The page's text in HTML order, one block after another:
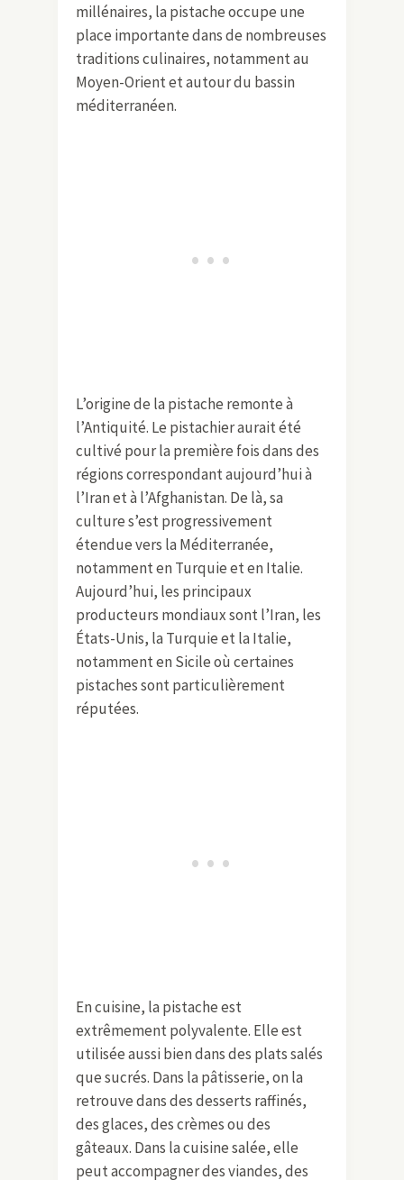
millénaires, la pistache occupe une
place importante dans de nombreuses
traditions culinaires, notamment au
Moyen-Orient et autour du bassin
méditerranéen.
L’origine de la pistache remonte à
l’Antiquité. Le pistachier aurait été
cultivé pour la première fois dans des
régions correspondant aujourd’hui à
l’Iran et à l’Afghanistan. De là, sa
culture s’est progressivement
étendue vers la Méditerranée,
notamment en Turquie et en Italie.
Aujourd’hui, les principaux
producteurs mondiaux sont l’Iran, les
États-Unis, la Turquie et la Italie,
notamment en Sicile où certaines
pistaches sont particulièrement
réputées.
En cuisine, la pistache est
extrêmement polyvalente. Elle est
utilisée aussi bien dans des plats salés
que sucrés. Dans la pâtisserie, on la
retrouve dans des desserts raffinés,
des glaces, des crèmes ou des
gâteaux. Dans la cuisine salée, elle
peut accompagner des viandes, des